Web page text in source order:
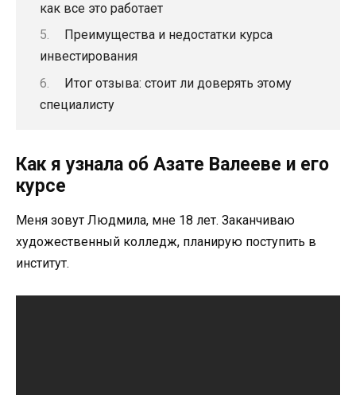
как все это работает
Преимущества и недостатки курса
инвестирования
Итог отзыва: стоит ли доверять этому
специалисту
Как я узнала об Азате Валееве и его
курсе
Меня зовут Людмила, мне 18 лет. Заканчиваю
художественный колледж, планирую поступить в
институт.